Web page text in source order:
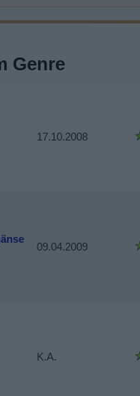
Genre
17.10.2008
09.04.2009
K.A.